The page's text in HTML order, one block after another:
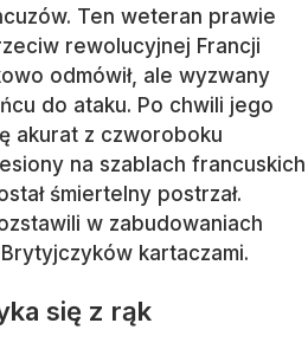
Ten weteran prawie
rewolucyjnej Francji
odmówił, ale wyzwany
do ataku. Po chwili jego
akurat z czworoboku
na szablach francuskich
śmiertelny postrzał.
w zabudowaniach
kartaczami.
się z rąk